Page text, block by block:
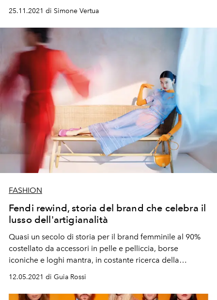
marchi del fashion system.
25.11.2021 di Simone Vertua
FASHION
Fendi rewind, storia del brand che celebra il
lusso dell'artigianalità
Quasi un secolo di storia per il brand femminile al 90%
costellato da accessori in pelle e pelliccia, borse
iconiche e loghi mantra, in costante ricerca della
bellezza assoluta.
12.05.2021 di Guia Rossi